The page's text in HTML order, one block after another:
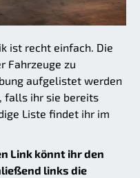
ist recht einfach. Die
Fahrzeuge zu
aufgelistet werden
falls ihr sie bereits
Liste findet ihr im
Link könnt ihr den
links die